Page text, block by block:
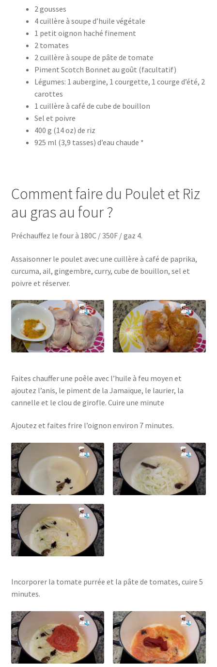
2 gousses
4 cuillère à soupe d’huile végétale
1 petit oignon haché finement
2 tomates
2 cuillère à soupe de pâte de tomate
Piment Scotch Bonnet au goût (facultatif)
Légumes: 1 aubergine, 1 courgette, 1 courge d’été, 2
carottes
1 cuillère à café de cube de bouillon
Sel et poivre
400 g (14 oz) de riz
925 ml (3,9 tasses) d’eau chaude *
Comment faire du Poulet et Riz
au gras au four ?
Préchauffez le four à 180C / 350F / gaz 4.
Assaisonner le poulet avec une cuillère à café de paprika,
curcuma, ail, gingembre, curry, cube de bouillon, sel et
poivre et réserver.
Faites chauffer une poêle avec l’huile à feu moyen et
ajoutez l’anis, le piment de la Jamaïque, le laurier, la
cannelle et le clou de girofle. Cuire une minute
Ajoutez et faites frire l’oignon environ 7 minutes.
Incorporer la tomate purrée et la pâte de tomates, cuire 5
minutes.